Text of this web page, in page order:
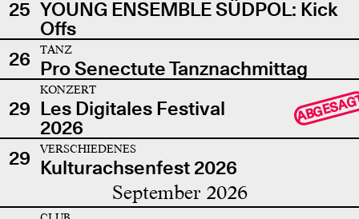
25 YOUNG ENSEMBLE SÜDPOL: Kick
Offs
26
TANZ
Pro Senectute Tanznachmittag
29
KONZERT
Les Digitales Festival
2026
29 VERSCHIEDENES
Kulturachsenfest 2026
September 2026